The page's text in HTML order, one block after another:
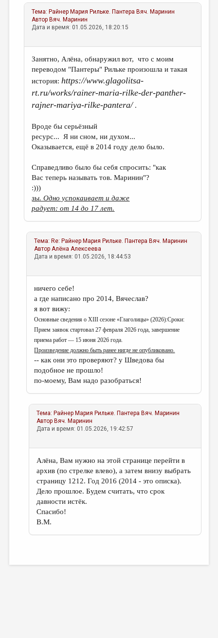
Тема: Райнер Мария Рильке. Пантера Вяч. Маринин
Автор Вяч. Маринин
Дата и время: 01.05.2026, 18:20:15
Занятно, Алёна, обнаружил вот, что с моим
переводом "Пантеры" Рильке произошла и такая
история: https://www.glagolitsa-
rt.ru/works/rainer-maria-rilke-der-panther-
rajner-mariya-rilke-pantera/.
Вроде бы серьёзный
ресурс... Я ни сном, ни духом...
Оказывается, ещё в 2014 году дело было.
Справедливо было бы себя спросить: "как
Вас теперь называть тов. Маринин"?
:)))
зы. Одно успокаивает и даже
радует: от 14 до 17 лет.
Тема: Re: Райнер Мария Рильке. Пантера Вяч. Маринин
АвторАлёна Алексеева
Дата и время: 01.05.2026, 18:44:53
ничего себе!
а где написано про 2014, Вячеслав?
я вот вижу:
Основные сведения о XIII сезоне «Глаголицы» (2026):Сроки:
Прием заявок стартовал 27 февраля 2026 года, завершение
приема работ — 15 июня 2026 года.
Произведение должно быть ранее нигде не опубликовано.
-- как они это проверяют? у Шведова бы
подобное не прошло!
по-моему, Вам надо разобраться!
Тема: Райнер Мария Рильке. Пантера Вяч. Маринин
Автор Вяч. Маринин
Дата и время: 01.05.2026, 19:42:57
Алёна, Вам нужно на этой странице перейти в
архив (по стрелке влево), а затем внизу выбрать
страницу 1212. Год 2016 (2014 - это описка).
Дело прошлое. Будем считать, что срок
давности истёк.
Спасибо!
В.М.